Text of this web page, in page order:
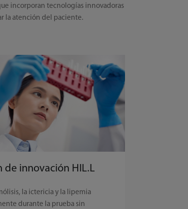
incorporan tecnologías innovadoras
la atención del paciente.
de innovación HIL.L
la ictericia y la lipemia
durante la prueba sin